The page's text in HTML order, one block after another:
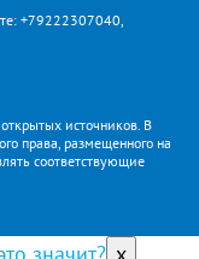
+79222307040,
источников. В
права, размещенного на
соответствующие